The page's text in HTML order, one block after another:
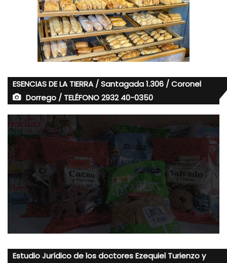
ESENCIAS DE LA TIERRA / Santagada 1.306 / Coronel
Dorrego / TELÉFONO 2932 40-0350
Estudio Jurídico de los doctores Ezequiel Turienzo y